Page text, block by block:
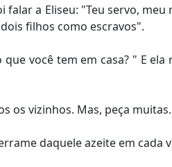
a Eliseu: "Teu servo,
filhos como escravos".
você tem em casa? " E
os vizinhos. Mas, peça muitas.
daquele azeite em cada